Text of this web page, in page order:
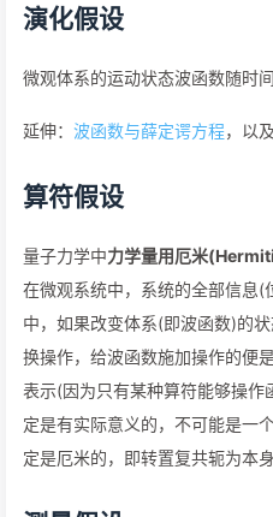
演化假设
微观体系的运动状态波函数随时间
延伸： 波函数与薛定谔方程，以及
算符假设
量子力学中力学量用厄米
在微观系统中，系统的全部信息
中，如果改变体系(即波函数)的
换操作，给波函数施加操作的便
表示(因为只有某种算符能够操
定是有实际意义的，不可能是一
定是厄米的，即转置复共轭为本身